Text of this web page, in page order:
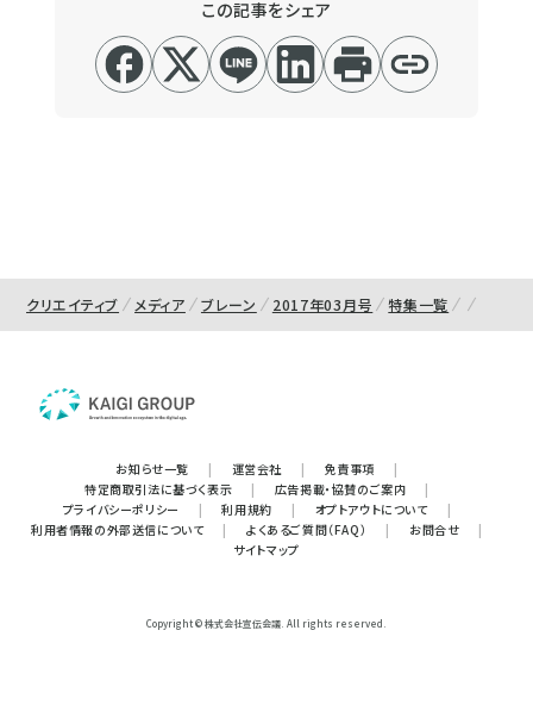
この記事をシェア
クリエイティブ メディア ブレーン 2017年03月号 特集一覧
お知らせ一覧 | 運営会社 | 免責事項
|
特定商取引法に基づく表示
| 広告掲載・協賛のご案内
|
プライバシーポリシー
| 利用規約 | オプトアウトについて
|
利用者情報の外部送信について
| よくあるご質問（FAQ） | お問合せ
|
サイトマップ
Copyright © 株式会社宣伝会議. All rights reserved.